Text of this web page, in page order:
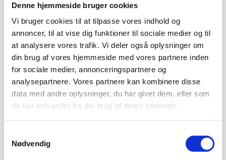
Denne hjemmeside bruger cookies
Vi bruger cookies til at tilpasse vores indhold og
annoncer, til at vise dig funktioner til sociale medier og til
at analysere vores trafik. Vi deler også oplysninger om
din brug af vores hjemmeside med vores partnere inden
for sociale medier, annonceringspartnere og
analysepartnere. Vores partnere kan kombinere disse
data med andre oplysninger, du har givet dem, eller som
de har indsamlet fra din brug af deres tjenester.
Nødvendig